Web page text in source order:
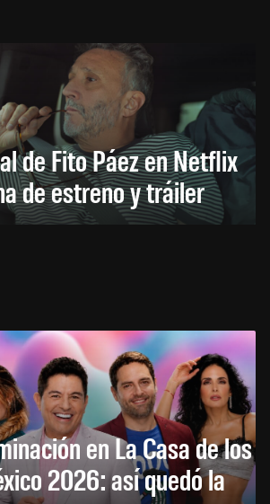
de Fito Páez en Netflix
de estreno y tráiler
en La Casa de los
2026: así quedó la